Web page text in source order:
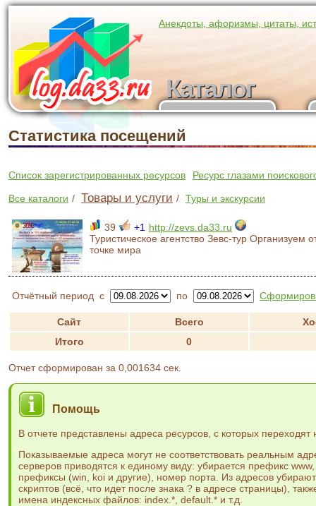
Анекдоты, афоризмы, цитаты,
Каталог
Каталог
участников
Статистика посещений
Список зарегистрированных ресурсов Ресурс глазами
Все каталоги / Товары и услуги / Туры и экскурсии
39 +1 http://zevs.da33.ru
Туристическое агентство Зевс-тур Организуем
точке мира
Отчётный период с по
Сайт Всего
Итого
0
Отчет сформирован за 0,001634 сек.
Помощь
В отчете представлены адреса ресурсов, с которых переходят
Показываемые адреса могут не соответствовать реальным
серверов приводятся к единому виду: убирается префикс
префиксы (win, koi и другие), номер порта. Из адресов
скриптов (всё, что идет после знака ? в адресе страницы),
имена индексных файлов: index.*, default.* и т.д.